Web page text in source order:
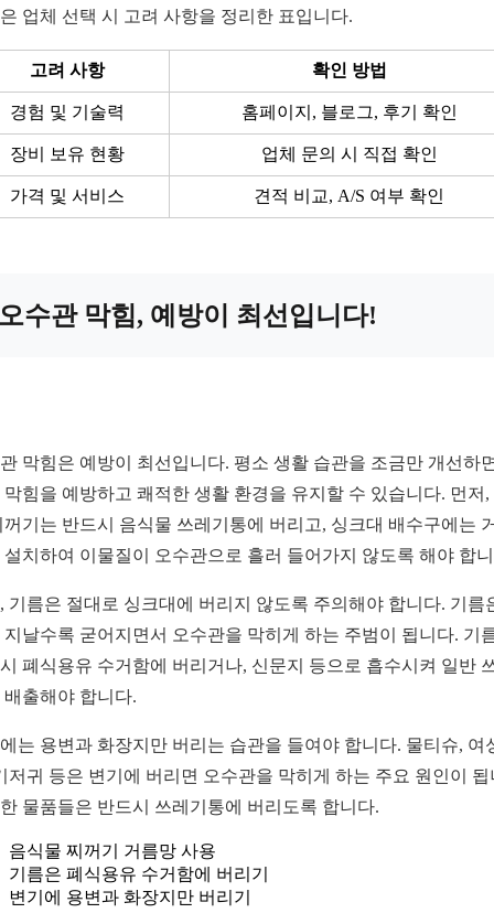
업체 선택 시 고려 사항을 정리한 표입니다.
고려 사항 확인 방법
경험 및 기술력 홈페이지, 블로그, 후기 확인
장비 보유 현황 업체 문의 시 직접 확인
가격 및 서비스 견적 비교, A/S 여부 확인
수관 막힘, 예방이 최선입니다!
막힘은 예방이 최선입니다. 평소 생활 습관을 조금만 개선하
막힘을 예방하고 쾌적한 생활 환경을 유지할 수 있습니다. 먼저,
꺼기는 반드시 음식물 쓰레기통에 버리고, 싱크대 배수구에는
설치하여 이물질이 오수관으로 흘러 들어가지 않도록 해야 합
기름은 절대로 싱크대에 버리지 않도록 주의해야 합니다. 기름
지날수록 굳어지면서 오수관을 막히게 하는 주범이 됩니다. 기
폐식용유 수거함에 버리거나, 신문지 등으로 흡수시켜 일반
배출해야 합니다.
는 용변과 화장지만 버리는 습관을 들여야 합니다. 물티슈, 여
저귀 등은 변기에 버리면 오수관을 막히게 하는 주요 원인이 됩
물품들은 반드시 쓰레기통에 버리도록 합니다.
음식물 찌꺼기 거름망 사용
기름은 폐식용유 수거함에 버리기
변기에 용변과 화장지만 버리기